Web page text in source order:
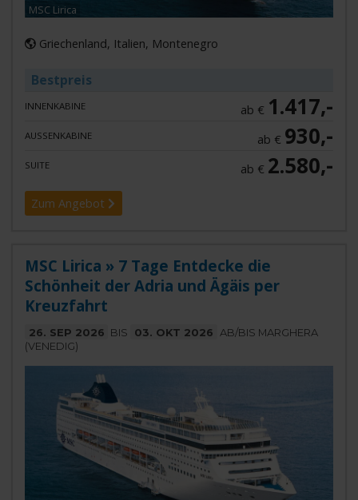
MSC Lirica
Griechenland, Italien, Montenegro
Bestpreis
INNENKABINE ab € 1.417,-
AUSSENKABINE ab € 930,-
SUITE ab € 2.580,-
Zum Angebot
MSC Lirica » 7 Tage Entdecke die
Schönheit der Adria und Ägäis per
Kreuzfahrt
26. SEP 2026 BIS 03. OKT 2026
AB/BIS MARGHERA
(VENEDIG)